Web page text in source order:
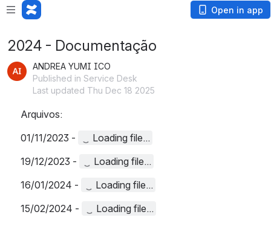
Open in app
2024 - Documentação
ANDREA YUMI ICO
Published in Service Desk
Last updated Thu Dec 18 2025
Arquivos:
01/11/2023 -
Loading file...
19/12/2023 -
Loading file...
16/01/2024 -
Loading file...
15/02/2024 -
Loading file...